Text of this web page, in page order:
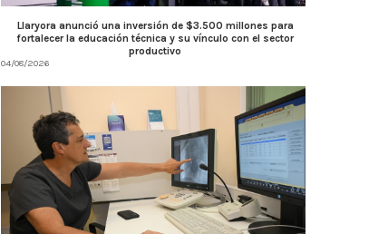
Llaryora anunció una inversión de $3.500 millones para
fortalecer la educación técnica y su vínculo con el sector
productivo
04/08/2026